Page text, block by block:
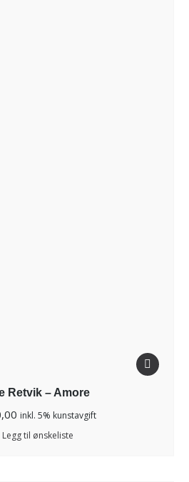
Retvik – Amore
inkl. 5% kunstavgift
Legg til ønskeliste